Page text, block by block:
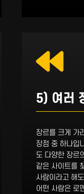
5) 여러
장르를 크게 가
장점 중 하나입
도 다양한 장르
같은 사이트를
사람이라고 해
어떤 사람은 로